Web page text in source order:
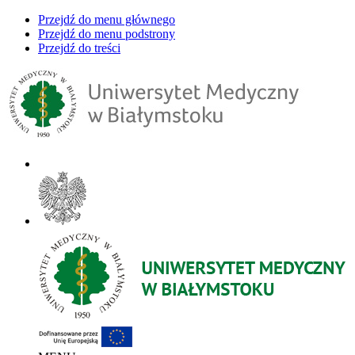
Przejdź do menu głównego
Przejdź do menu podstrony
Przejdź do treści